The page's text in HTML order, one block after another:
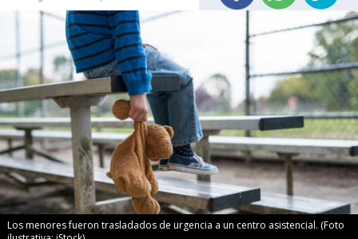
Los menores fueron trasladados de urgencia a un centro asistencial. (Foto